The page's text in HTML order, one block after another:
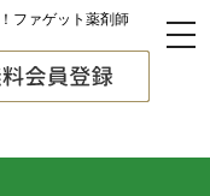
ファゲット薬剤師